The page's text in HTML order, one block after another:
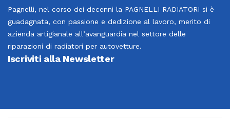
Pagnelli, nel corso dei decenni la PAGNELLI RADIATORI si è
guadagnata, con passione e dedizione al lavoro, merito di
azienda artigianale all’avanguardia nel settore delle
riparazioni di radiatori per autovetture.
Iscriviti alla Newsletter